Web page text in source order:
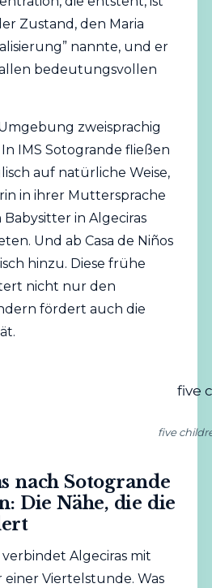
Zustand, den Maria
nannte, und er
bedeutungsvollen
zweisprachig
IMS Sotogrande fließen
auf natürliche Weise,
in ihrer Muttersprache
in Algeciras
Und ab Casa de Niños
hinzu. Diese frühe
nicht nur den
fördert auch die
five
nach Sotogrande
Die Nähe, die die
Algeciras mit
Viertelstunde. Was